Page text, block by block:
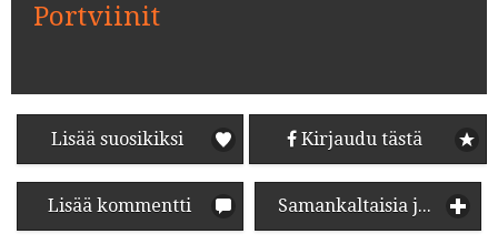
Portviinit
Lisää suosikiksi Kirjaudu tästä
Lisää kommentti Samankaltaisia juomia